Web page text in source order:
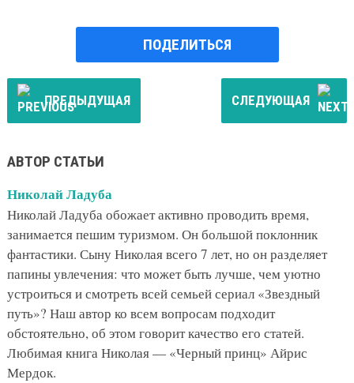
ПОДЕЛИТЬСЯ
ПРЕДЫДУЩАЯ СЛЕДУЮЩАЯ
АВТОР СТАТЬИ
Николай Ладуба
Николай Ладуба обожает активно проводить время,
занимается пешим туризмом. Он большой поклонник
фантастики. Сыну Николая всего 7 лет, но он разделяет
папины увлечения: что может быть лучше, чем уютно
устроиться и смотреть всей семьей сериал «Звездный
путь»? Наш автор ко всем вопросам подходит
обстоятельно, об этом говорит качество его статей.
Любимая книга Николая — «Черный принц» Айрис
Мердок.